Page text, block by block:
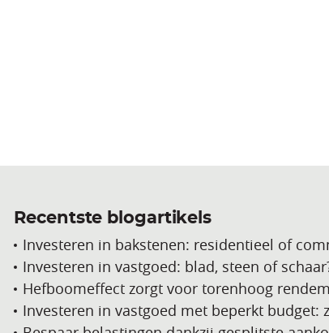
Recentste blogartikels
Investeren in bakstenen: residentieel of
Investeren in vastgoed: blad, steen of
Hefboomeffect zorgt voor torenhoog
Investeren in vastgoed met beperkt budget: